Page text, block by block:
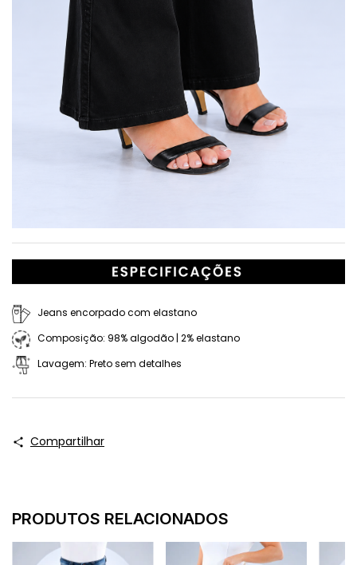
Jeans encorpado com elastano
Composição: 98% algodão | 2% elastano
Lavagem: Preto sem detalhes
Compartilhar
PRODUTOS RELACIONADOS